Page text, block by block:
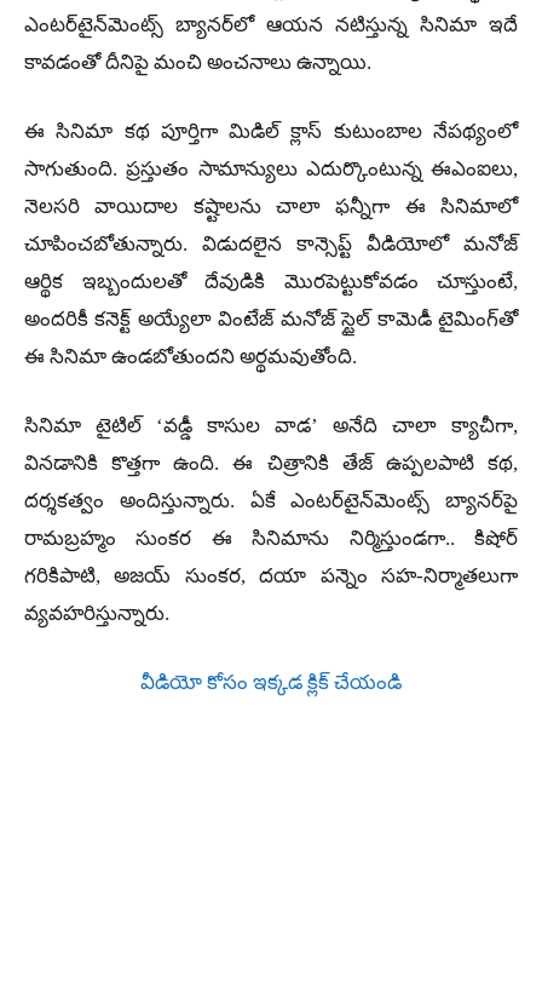
ఎంటర్‌టైన్‌మెంట్స్ బ్యానర్‌లో ఆయన నటిస్తున్న సినిమా ఇదే
కావడంతో దీనిపై మంచి అంచనాలు ఉన్నాయి.
ఈ సినిమా కథ పూర్తిగా మిడిల్ క్లాస్ కుటుంబాల నేపథ్యంలో
సాగుతుంది. ప్రస్తుతం సామాన్యులు ఎదుర్కొంటున్న ఈఎంఐలు,
నెలసరి వాయిదాల కష్టాలను చాలా ఫన్నీగా ఈ సినిమాలో
చూపించబోతున్నారు. విడుదలైన కాన్సెప్ట్ వీడియోలో మనోజ్
ఆర్థిక ఇబ్బందులతో దేవుడికి మొరపెట్టుకోవడం చూస్తుంటే,
అందరికీ కనెక్ట్ అయ్యేలా వింటేజ్ మనోజ్ స్టైల్ కామెడీ టైమింగ్‌తో
ఈ సినిమా ఉండబోతుందని అర్థమవుతోంది.
సినిమా టైటిల్ ‘వడ్డీ కాసుల వాడ’ అనేది చాలా క్యాచీగా,
వినడానికి కొత్తగా ఉంది. ఈ చిత్రానికి తేజ్ ఉప్పలపాటి కథ,
దర్శకత్వం అందిస్తున్నారు. ఏకే ఎంటర్‌టైన్‌మెంట్స్ బ్యానర్‌పై
రామబ్రహ్మం సుంకర ఈ సినిమాను నిర్మిస్తుండగా.. కిషోర్
గరికిపాటి, అజయ్ సుంకర, దయా పన్నెం సహ-నిర్మాతలుగా
వ్యవహరిస్తున్నారు.
వీడియో కోసం ఇక్కడ క్లిక్ చేయండి